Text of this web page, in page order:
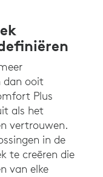
dan ooit
Plus
als het
vertrouwen.
in de
te creëren die
van elke